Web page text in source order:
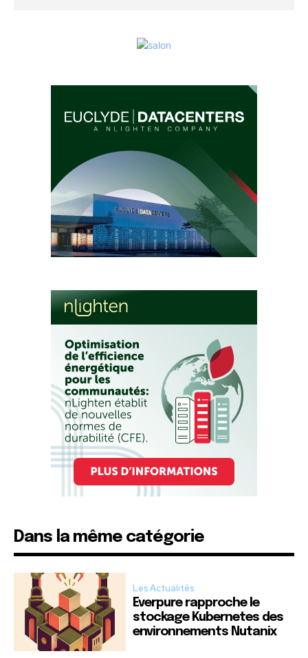
Dans la même catégorie
Les Actualités
Everpure rapproche le
stockage Kubernetes des
environnements Nutanix